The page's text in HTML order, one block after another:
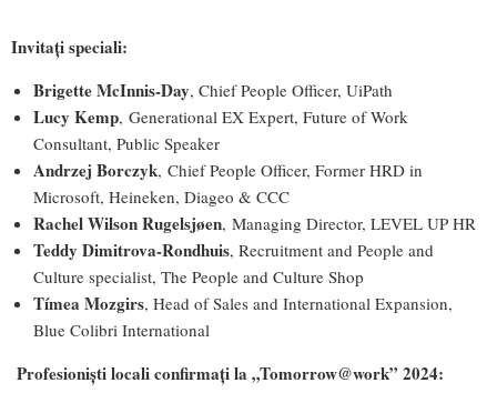
Invitați speciali:
Brigette McInnis-Day, Chief People Officer, UiPath
Lucy Kemp, Generational EX Expert, Future of Work
Consultant, Public Speaker
Andrzej Borczyk, Chief People Officer, Former HRD in
Microsoft, Heineken, Diageo & CCC
Rachel Wilson Rugelsjøen, Managing Director, LEVEL UP HR
Teddy Dimitrova-Rondhuis, Recruitment and People and
Culture specialist, The People and Culture Shop
Tímea Mozgirs, Head of Sales and International Expansion,
Blue Colibri International
Profesioniști locali confirmați la „Tomorrow@work” 2024: